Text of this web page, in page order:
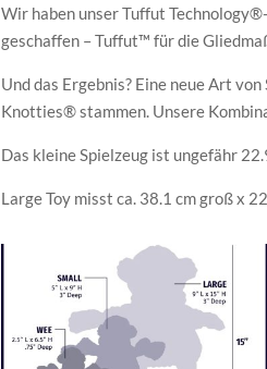
Wir haben unser Tuffut
geschaffen – Tuffut™ für die
Und das Ergebnis? Eine neue Art
Knotties® stammen. Unsere
Das kleine Spielzeug ist ungefähr
Large Toy misst ca. 38.1 cm groß x